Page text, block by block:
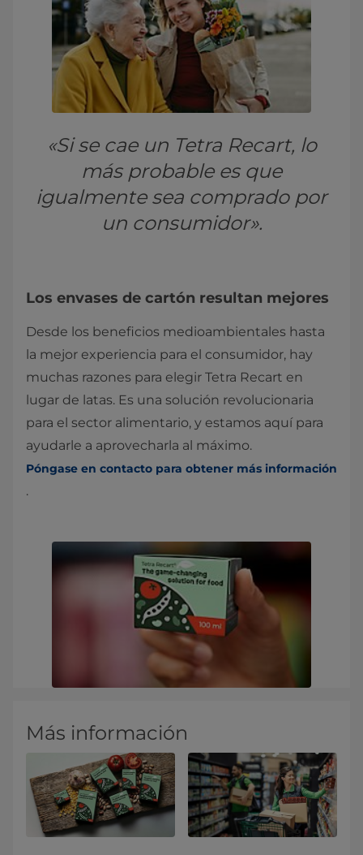
«Si se cae un Tetra Recart, lo
más probable es que
igualmente sea comprado por
un consumidor».
Los envases de cartón resultan mejores
Desde los beneficios medioambientales hasta
la mejor experiencia para el consumidor, hay
muchas razones para elegir Tetra Recart en
lugar de latas. Es una solución revolucionaria
para el sector alimentario, y estamos aquí para
ayudarle a aprovecharla al máximo.
Póngase en contacto para obtener más información
.
Más información